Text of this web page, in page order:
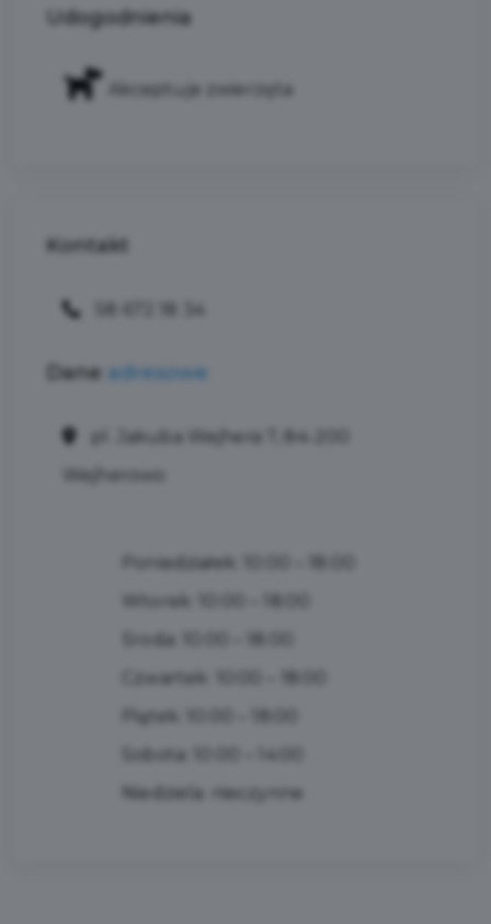
Udogodnienia
Akceptuje zwierzęta
Kontakt
Dane adresowe
pl. Jakuba Wejhera 7, 84-200
Poniedziałek: 10:00 – 18:00
Środa: 10:00 – 18:00
Czwartek: 10:00 – 18:00
Piątek: 10:00 – 18:00
Niedziela: nieczynne